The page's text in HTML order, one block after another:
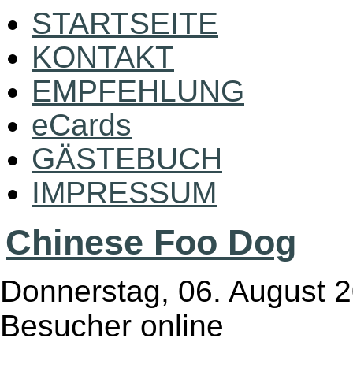
STARTSEITE
KONTAKT
EMPFEHLUNG
eCards
GÄSTEBUCH
IMPRESSUM
Chinese Foo Dog
Donnerstag, 06. August
Besucher online